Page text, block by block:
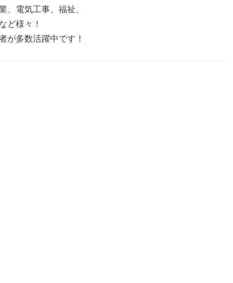
、電気工事、福祉、
ど様々！
が多数活躍中です！